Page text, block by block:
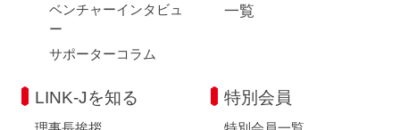
ベンチャーインタビュ
ー
サポーターコラム
一覧
LINK-Jを知る 特別会員